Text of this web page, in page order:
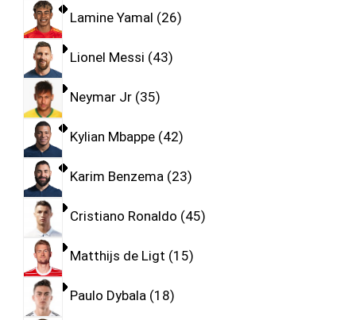
Lamine Yamal 26
Lionel Messi 43
Neymar Jr 35
Kylian Mbappe 42
Karim Benzema 23
Cristiano Ronaldo 45
Matthijs de Ligt 15
Paulo Dybala 18